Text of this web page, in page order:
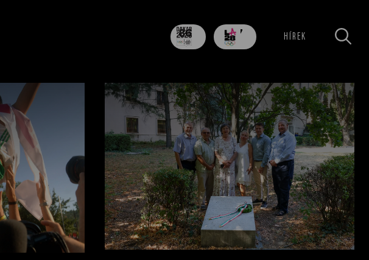
86
nap
707
nap HÍREK